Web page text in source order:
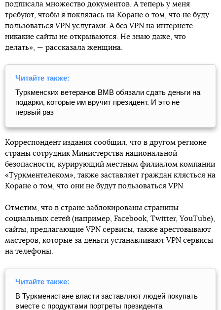
подписала множество документов. А теперь у меня
требуют, чтобы я поклялась на Коране о том, что не буду
пользоваться VPN услугами. А без VPN на интернете
никакие сайты не открываются. Не знаю даже, что
делать», — рассказала женщина.
Читайте также:
Туркменских ветеранов ВМВ обязали сдать деньги на
подарки, которые им вручит президент. И это не
первый раз
Корреспондент издания сообщил, что в другом регионе
страны сотрудник Министерства национальной
безопасности, курирующий местным филиалом компании
«Туркментелеком», также заставляет граждан клясться на
Коране о том, что они не будут пользоваться VPN.
Отметим, что в стране заблокированы страницы
социальных сетей (например, Facebook, Twitter, YouTube),
сайты, предлагающие VPN сервисы, также арестовывают
мастеров, которые за деньги устанавливают VPN сервисы
на телефоны.
Читайте также:
В Туркменистане власти заставляют людей покупать
вместе с продуктами портреты президента